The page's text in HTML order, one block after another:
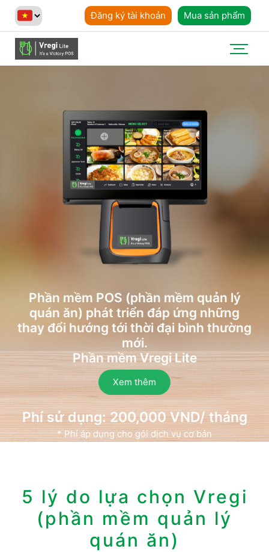
Đăng ký tài khoản Mua sản phẩm
Phần mềm POS (phần mềm ​quản lý
quán ăn) phát triển đáp ứng những
thay đổi hướng tới thời đại bình thường
mới.
Phần mềm Vregi Lite
Xem thêm
Phí sử dụng: 200,000 VND/ tháng
* Phí áp dụng cho gói dịch vụ cơ bản
5 lý do lựa chọn Vregi
(phần mềm ​quản lý
quán ăn)